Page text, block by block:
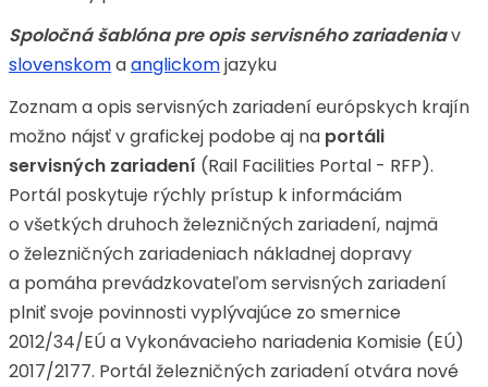
Spoločná šablóna pre opis servisného zariadeniav
slovenskomaanglickomjazyku
Zoznam a opis servisných zariadení európskych krajín
možno nájsť v grafickej podobe aj na portáli
servisných zariadení (Rail Facilities Portal - RFP).
Portál poskytuje rýchly prístup k informáciám
o všetkých druhoch železničných zariadení, najmä
o železničných zariadeniach nákladnej dopravy
a pomáha prevádzkovateľom servisných zariadení
plniť svoje povinnosti vyplývajúce zo smernice
2012/34/EÚ a Vykonávacieho nariadenia Komisie (EÚ)
2017/2177. Portál železničných zariadení otvára nové